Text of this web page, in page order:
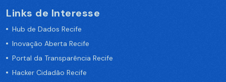
Links de Interesse
Hub de Dados Recife
Inovação Aberta Recife
Portal da Transparência Recife
Hacker Cidadão Recife